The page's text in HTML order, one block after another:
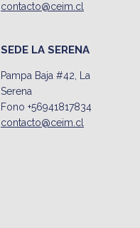
contacto@ceim.cl
SEDE LA SERENA
Pampa Baja #42, La
Serena
Fono +56941817834
contacto@ceim.cl